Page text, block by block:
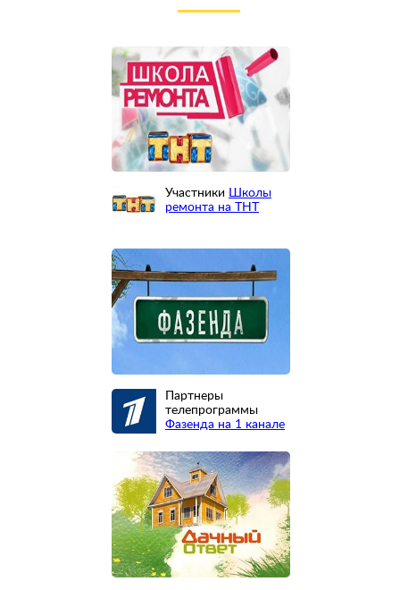
Участники Школы
ремонта на ТНТ
Партнеры
телепрограммы
Фазенда на 1 канале